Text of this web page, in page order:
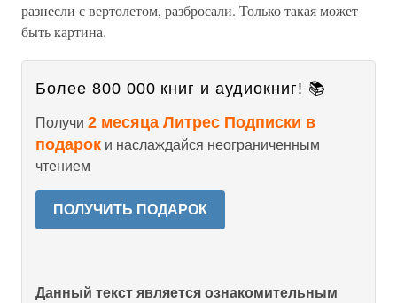
разнесли с вертолетом, разбросали. Только такая может
быть картина.
Более 800 000 книг и аудиокниг! 📚
Получи 2 месяца Литрес Подписки в
подарок и наслаждайся неограниченным
чтением
ПОЛУЧИТЬ ПОДАРОК
Данный текст является ознакомительным